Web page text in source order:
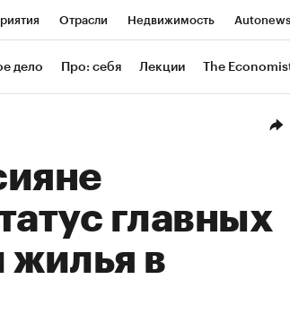
Отрасли Недвижимость Autonews
РБК Life Тренды Визионеры
дело Про: себя Лекции The
главных
жилья в